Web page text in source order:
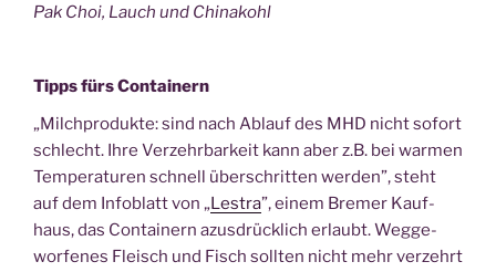
Pak Choi, Lauch und Chinakohl
Tipps fürs Containern
„Milch­pro­duk­te: sind nach Ablauf des MHD nicht sofort
schlecht. Ihre Ver­zehr­bar­keit kann aber z.B. bei war­men
Tem­pe­ra­tu­ren schnell über­schrit­ten wer­den”, steht
auf dem Info­blatt von „Les­tra”, einem Bre­mer Kauf­
haus, das Con­tai­nern azu­s­drück­lich erlaubt. Weg­ge­
wor­fe­nes Fleisch und Fisch soll­ten nicht mehr ver­zehrt